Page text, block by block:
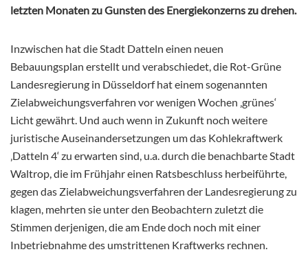
letzten Monaten zu Gunsten des Energiekonzerns zu drehen.
Inzwischen hat die Stadt Datteln einen neuen
Bebauungsplan erstellt und verabschiedet, die Rot-Grüne
Landesregierung in Düsseldorf hat einem sogenannten
Zielabweichungsverfahren vor wenigen Wochen ‚grünes‘
Licht gewährt. Und auch wenn in Zukunft noch weitere
juristische Auseinandersetzungen um das Kohlekraftwerk
‚Datteln 4‘ zu erwarten sind, u.a. durch die benachbarte Stadt
Waltrop, die im Frühjahr einen Ratsbeschluss herbeiführte,
gegen das Zielabweichungsverfahren der Landesregierung zu
klagen, mehrten sie unter den Beobachtern zuletzt die
Stimmen derjenigen, die am Ende doch noch mit einer
Inbetriebnahme des umstrittenen Kraftwerks rechnen.